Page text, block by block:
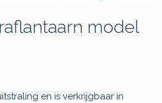
model
en is verkrijgbaar in